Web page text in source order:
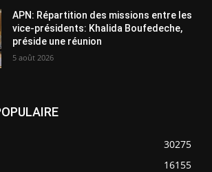
APN: Répartition des missions entre les
vice-présidents: Khalida Boufedeche,
préside une réunion
5 août 2026
30275
16155